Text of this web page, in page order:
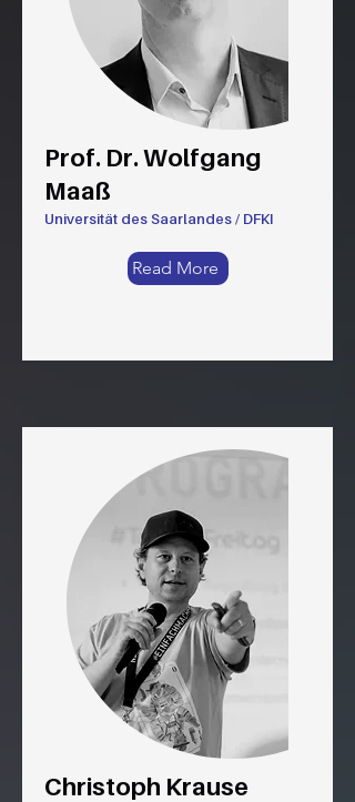
Prof. Dr. Wolfgang
Maaß
Universität des Saarlandes / DFKI
Read More
Christoph Krause